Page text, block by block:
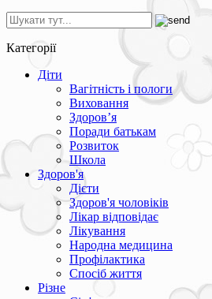
Категорії
Діти
Вагітність і пологи
Виховання
Здоров’я
Поради батькам
Розвиток
Школа
Здоров'я
Дієти
Здоров'я чоловіків
Лікар відповідає
Лікування
Народна медицина
Профілактика
Спосіб життя
Різне